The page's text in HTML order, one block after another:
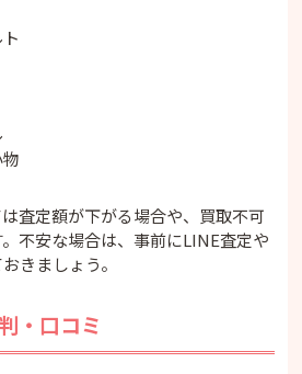
査定額が下がる場合や、買取不可
不安な場合は、事前にLINE査定や
きましょう。
・口コミ